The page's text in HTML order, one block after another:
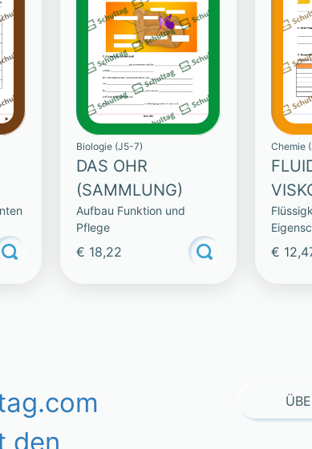
Biologie (J5-7)
DAS OHR
(SAMMLUNG)
Aufbau Funktion und
Pflege
€ 18,22
Chemie
€
den